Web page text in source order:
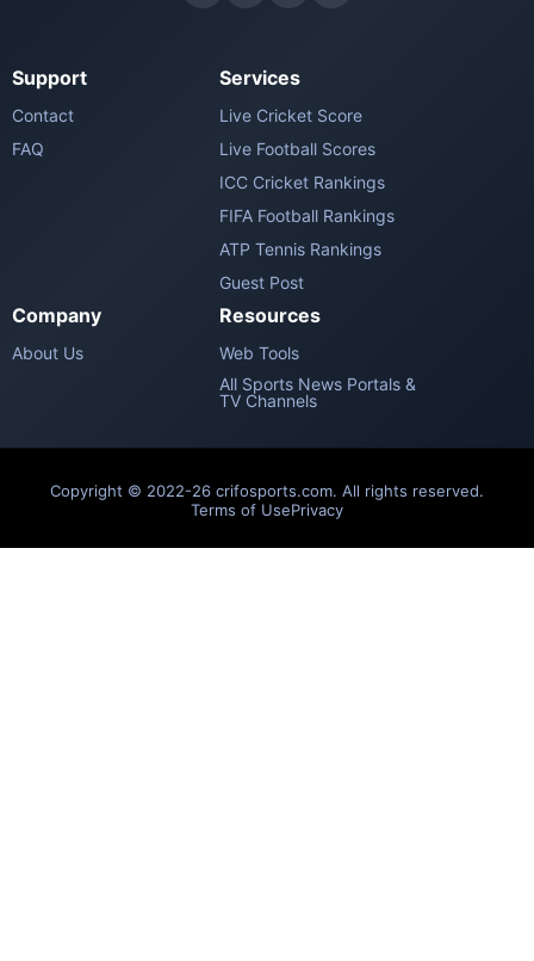
Support
Contact
FAQ
Services
Live Cricket Score
Live Football Scores
ICC Cricket Rankings
FIFA Football Rankings
ATP Tennis Rankings
Guest Post
Company
About Us
Resources
Web Tools
All Sports News Portals &
TV Channels
Copyright © 2022-26 crifosports.com. All rights reserved.
Terms of UsePrivacy